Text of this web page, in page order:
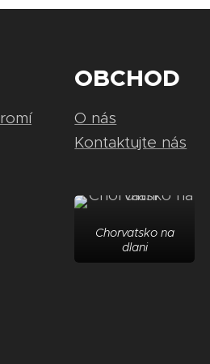
OBCHOD
O nás
Kontaktujte nás
Chorvatsko na
dlani